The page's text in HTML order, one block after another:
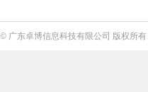
© 广东卓博信息科技有限公司 版权所有